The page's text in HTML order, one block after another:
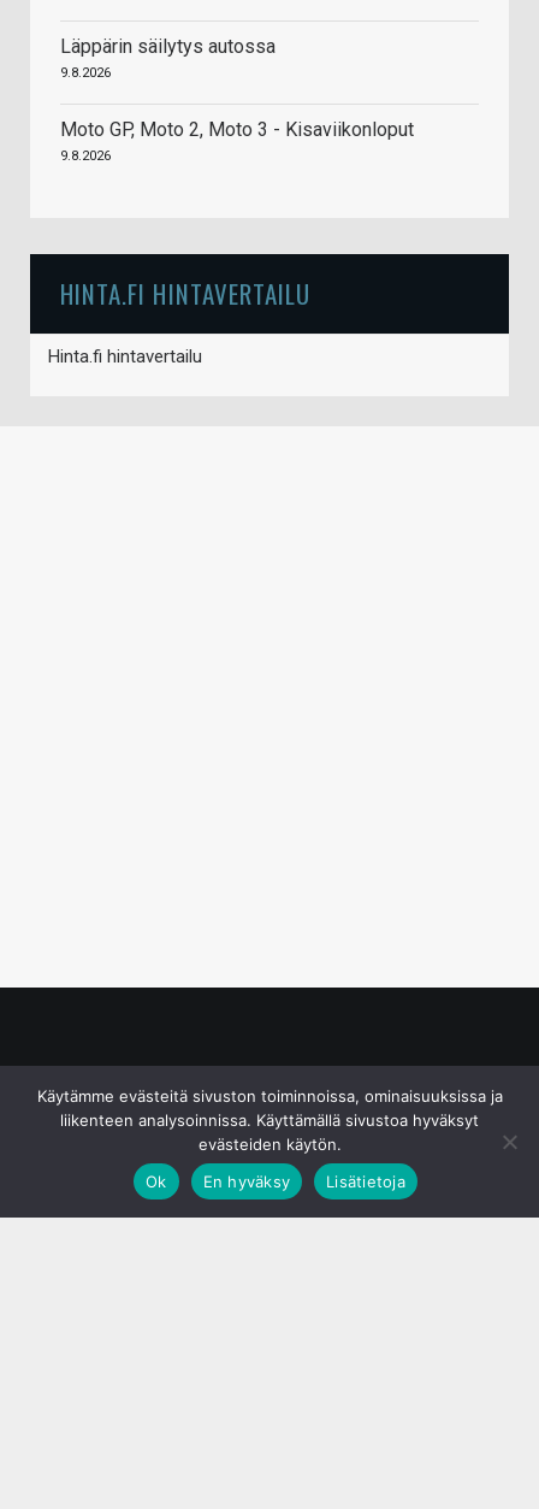
Läppärin säilytys autossa
9.8.2026
Moto GP, Moto 2, Moto 3 - Kisaviikonloput
9.8.2026
HINTA.FI HINTAVERTAILU
Hinta.fi hintavertailu
Käytämme evästeitä sivuston toiminnoissa, ominaisuuksissa ja
liikenteen analysoinnissa. Käyttämällä sivustoa hyväksyt
evästeiden käytön.
Ok
En hyväksy Lisätietoja